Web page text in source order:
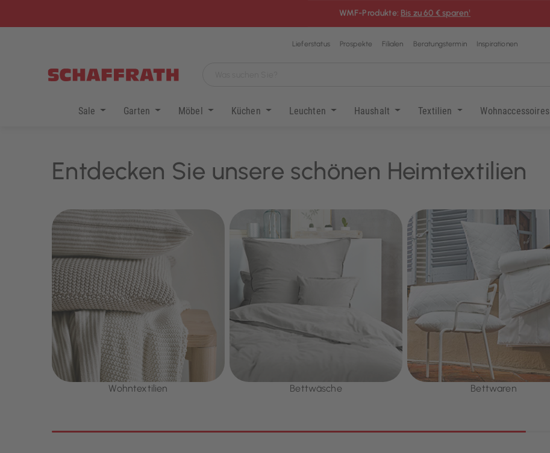
WMF-Produkte: Bis zu 60 € sparen¹
Lieferstatus Prospekte Filialen Beratungstermin Inspirationen
Sale Garten Möbel Küchen Leuchten Haushalt Textilien Wohnaccessoires
Entdecken Sie unsere schönen Heimtextilien
Wohntextilien Bettwäsche Bettwaren